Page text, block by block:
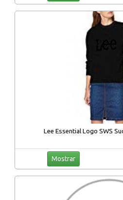
Lee Essential Logo SWS
Mostrar